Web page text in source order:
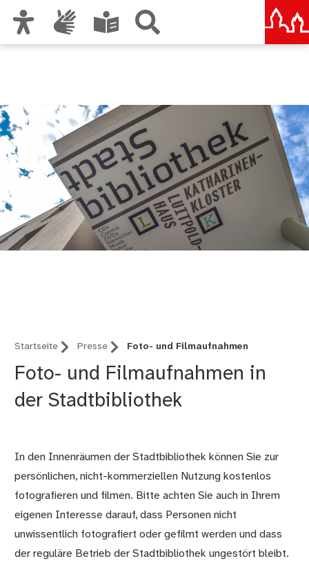
Startseite Presse Foto- und Filmaufnahmen
Foto- und Filmaufnahmen in
der Stadtbibliothek
In den Innenräumen der Stadtbibliothek können Sie zur
persönlichen, nicht-kommerziellen Nutzung kostenlos
fotografieren und filmen. Bitte achten Sie auch in Ihrem
eigenen Interesse darauf, dass Personen nicht
unwissentlich fotografiert oder gefilmt werden und dass
der reguläre Betrieb der Stadtbibliothek ungestört bleibt.